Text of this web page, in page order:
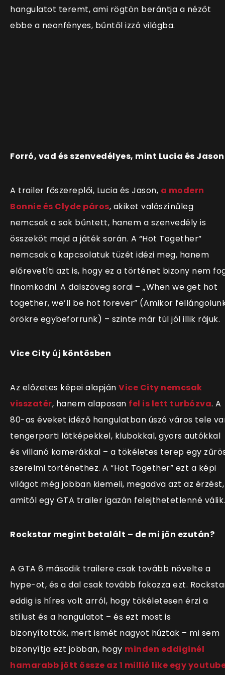
hangulatot teremt, ami rögtön berántja a nézőt
ebbe a neonfényes, bűntől izzó világba.
Forró, vad és szenvedélyes, mint Lucia és Jason
A trailer főszereplői, Lucia és Jason, a modern
Bonnie és Clyde páros, akiket valószínűleg
nemcsak a sok bűntett, hanem a szenvedély is
összeköt majd a játék során. A “Hot Together”
nemcsak a kapcsolatuk tüzét idézi meg, hanem
előrevetíti azt is, hogy ez a történet bizony nem
finomkodni. A dalszöveg sorai – „When we get hot
together, we’ll be hot forever” (Amikor
örökre egybeforrunk) – szinte már túl jól illik rájuk.
Vice City új köntösben
Az előzetes képei alapján Vice City nemcsak
visszatér, hanem alaposan fel is lett turbózva. A
80-as éveket idéző hangulatban úszó város tele
tengerparti látképekkel, klubokkal, gyors autókkal
és villanó kamerákkal – a tökéletes terep egy
szerelmi történethez. A “Hot Together” ezt a képi
világot még jobban kiemeli, megadva azt az érzést,
amitől egy GTA trailer igazán felejthetetlenné válik.
Rockstar megint betalált – de mi jön ezután?
A GTA 6 második trailere csak tovább növelte a
hype-ot, és a dal csak tovább fokozza ezt.
eddig is híres volt arról, hogy tökéletesen érzi a
stílust és a hangulatot – és ezt most is
bizonyították, mert ismét nagyot húztak – mi sem
bizonyítja ezt jobban, hogy minden eddiginél
hamarabb jött össze az 1 millió like egy